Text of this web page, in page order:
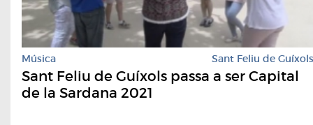
Música Sant Feliu de Guíxols
Sant Feliu de Guíxols passa a ser Capital
de la Sardana 2021